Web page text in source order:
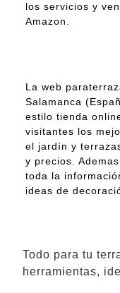
los servicios y
Amazon.
La web
Salamanca
estilo tienda
visitantes los
el jardín y
y precios.
toda la
ideas de
Todo para tu
herramientas,